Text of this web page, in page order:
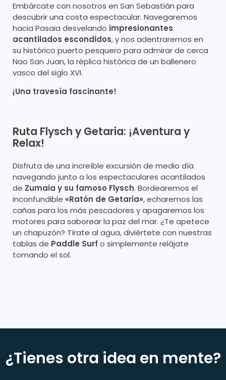
Embárcate con nosotros en San Sebastián para
descubrir una costa espectacular. Navegaremos
hacia Pasaia desvelando impresionantes
acantilados escondidos, y nos adentraremos en
su histórico puerto pesquero para admirar de cerca
Nao San Juan, la réplica histórica de un ballenero
vasco del siglo XVI.
¡Una travesía fascinante!
Ruta Flysch y Getaria: ¡Aventura y
Relax!
Disfruta de una increíble excursión de medio día
navegando junto a los espectaculares acantilados
de Zumaia y su famoso Flysch. Bordearemos el
inconfundible «Ratón de Getaria», echaremos las
cañas para los más pescadores y apagaremos los
motores para saborear la paz del mar. ¿Te apetece
un chapuzón? Tírate al agua, diviértete con nuestras
tablas de Paddle Surf o simplemente relájate
tomando el sol.
¿Tienes otra idea en mente?